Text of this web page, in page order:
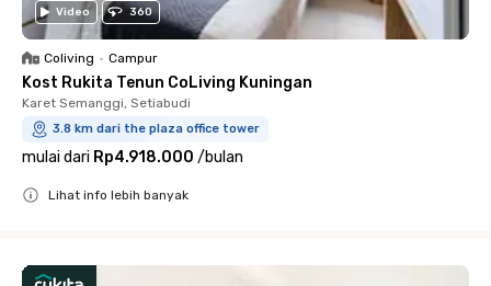
Video 360
Coliving • Campur
Kost Rukita Tenun CoLiving Kuningan
Karet Semanggi, Setiabudi
3.8 km dari the plaza office tower
mulai dari Rp4.918.000 /bulan
Lihat info lebih banyak